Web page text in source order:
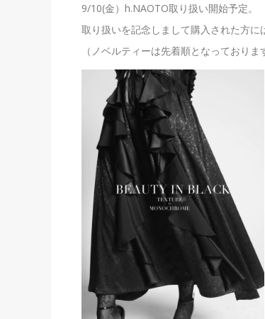
9/10(金）h.NAOTO取り扱い開始予定。
取り扱いを記念しまして購入された方に
（ノベルティーは先着順となっており